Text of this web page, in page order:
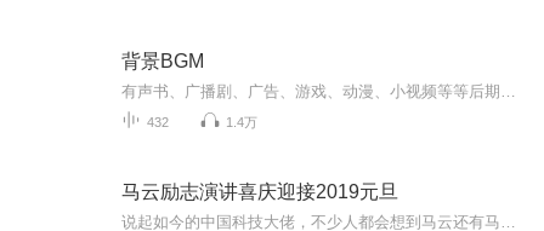
背景BGM
432 1.4万
马云励志演讲喜庆迎接2019元旦